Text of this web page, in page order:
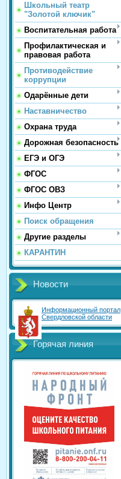
Школьный театр
"Золотой ключик"
Воспитательная работа
Профилактическая и
правовая работа
Противодействие
коррупции
Одарённые дети
Наставничество
Охрана труда
Дорожная безопасность
ЕГЭ и ОГЭ
ФГОС
ФГОС ОВЗ
Инфо Центр
Поиск обращения
Другие разделы
КАРАНТИН
Новости
Информационный портал
Свердловской области
Горячая линия